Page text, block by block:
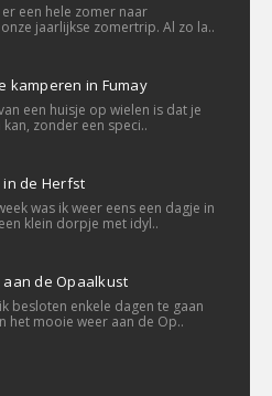
een hele zomer naar
jaarlijkse zomertrip. Al zo la..
kamperen in Fumay
een huisje op wielen is dat je
zonder een speci..
de Herfst
was ik weer eens een dagje in
klein dorpje met idyl..
de Opaalkust
besloten enkele dagen te gaan
het mooie weer aan de Op..